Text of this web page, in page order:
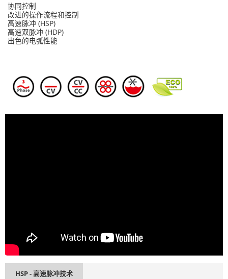
协同控制
改进的操作流程和控制
高速脉冲 (HSP)
高速双脉冲 (HDP)
出色的电弧性能
HSP - 高速脉冲技术